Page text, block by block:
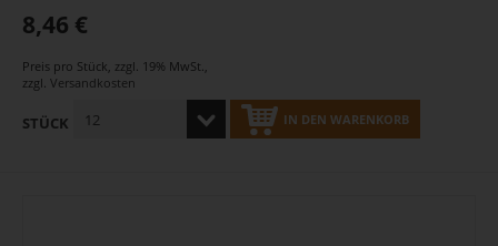
8,46 €
Preis pro Stück, zzgl. 19% MwSt.,
zzgl. Versandkosten
STÜCK IN DEN WARENKORB